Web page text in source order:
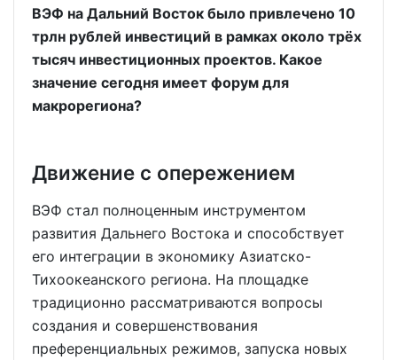
ВЭФ на Дальний Восток было привлечено 10
трлн рублей инвестиций в рамках около трёх
тысяч инвестиционных проектов. Какое
значение сегодня имеет форум для
макрорегиона?
Движение с опережением
ВЭФ стал полноценным инструментом
развития Дальнего Востока и способствует
его интеграции в экономику Азиатско-
Тихоокеанского региона. На площадке
традиционно рассматриваются вопросы
создания и совершенствования
преференциальных режимов, запуска новых